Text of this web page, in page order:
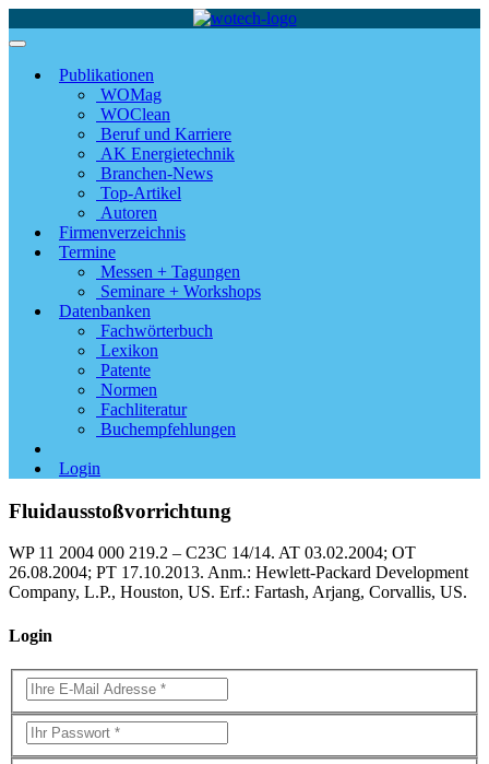
Publikationen
WOMag
WOClean
Beruf und Karriere
AK Energietechnik
Branchen-News
Top-Artikel
Autoren
Firmenverzeichnis
Termine
Messen + Tagungen
Seminare + Workshops
Datenbanken
Fachwörterbuch
Lexikon
Patente
Normen
Fachliteratur
Buchempfehlungen
Login
Fluidausstoßvorrichtung
WP 11 2004 000 219.2 – C23C 14/14. AT 03.02.2004; OT
26.08.2004; PT 17.10.2013. Anm.: Hewlett-Packard Development
Company, L.P., Houston, US. Erf.: Fartash, Arjang, Corvallis, US.
Login